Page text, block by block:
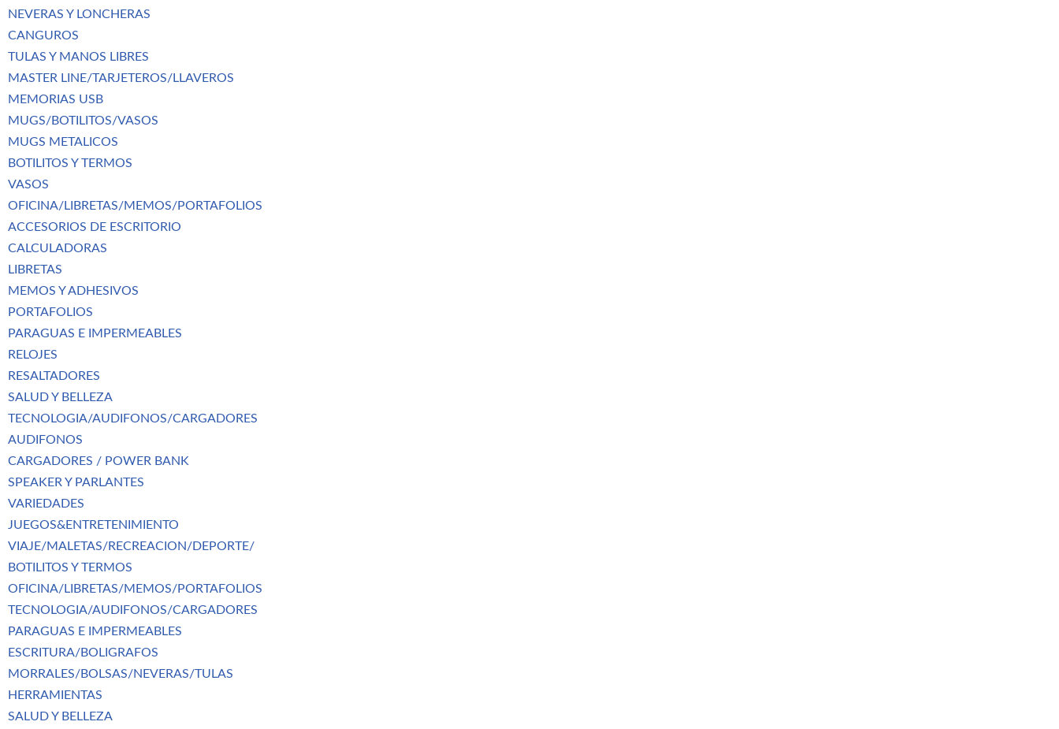
NEVERAS Y LONCHERAS
CANGUROS
TULAS Y MANOS LIBRES
MASTER LINE/TARJETEROS/LLAVEROS
MEMORIAS USB
MUGS/BOTILITOS/VASOS
MUGS METALICOS
BOTILITOS Y TERMOS
VASOS
OFICINA/LIBRETAS/MEMOS/PORTAFOLIOS
ACCESORIOS DE ESCRITORIO
CALCULADORAS
LIBRETAS
MEMOS Y ADHESIVOS
PORTAFOLIOS
PARAGUAS E IMPERMEABLES
RELOJES
RESALTADORES
SALUD Y BELLEZA
TECNOLOGIA/AUDIFONOS/CARGADORES
AUDIFONOS
CARGADORES / POWER BANK
SPEAKER Y PARLANTES
VARIEDADES
JUEGOS&ENTRETENIMIENTO
VIAJE/MALETAS/RECREACION/DEPORTE/
BOTILITOS Y TERMOS
OFICINA/LIBRETAS/MEMOS/PORTAFOLIOS
TECNOLOGIA/AUDIFONOS/CARGADORES
PARAGUAS E IMPERMEABLES
ESCRITURA/BOLIGRAFOS
MORRALES/BOLSAS/NEVERAS/TULAS
HERRAMIENTAS
SALUD Y BELLEZA